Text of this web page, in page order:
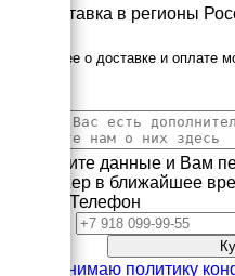
Доставка в регионы
Подробнее о доставке и оплате
Заполните данные и Вам
менеджер в ближайшее
Телефон
Принимаю политику